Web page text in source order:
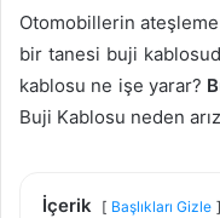
Otomobillerin
bir tanesi buji
kablosu ne işe yarar?
Buji Kablosu neden
İçerik Başlıkları Gizle